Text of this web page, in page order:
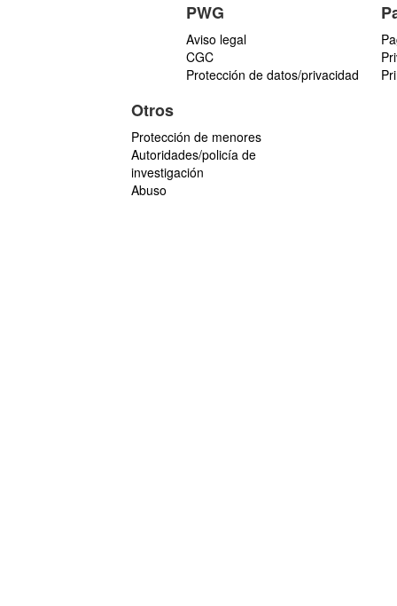
PWG
Aviso legal
CGC
Protección de datos/privacidad
Otros
Protección de menores
Autoridades/policía de
investigación
Abuso